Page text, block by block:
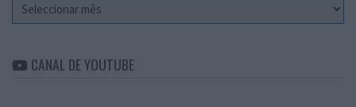
CANAL DE YOUTUBE